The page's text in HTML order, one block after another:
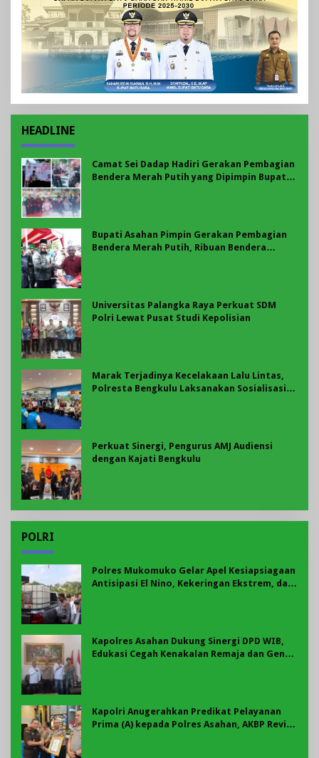
HEADLINE
Camat Sei Dadap Hadiri Gerakan Pembagian
Bendera Merah Putih yang Dipimpin Bupati
Bupati Asahan Pimpin Gerakan Pembagian
Bendera Merah Putih, Ribuan Bendera
Universitas Palangka Raya Perkuat SDM
Polri Lewat Pusat Studi Kepolisian
Marak Terjadinya Kecelakaan Lalu Lintas,
Polresta Bengkulu Laksanakan Sosialisasi
Perkuat Sinergi, Pengurus AMJ Audiensi
dengan Kajati Bengkulu
POLRI
Polres Mukomuko Gelar Apel Kesiapsiagaan
Antisipasi El Nino, Kekeringan Ekstrem, dan
Kapolres Asahan Dukung Sinergi DPD WIB,
Edukasi Cegah Kenakalan Remaja dan Geng
Kapolri Anugerahkan Predikat Pelayanan
Prima (A) kepada Polres Asahan, AKBP Revi